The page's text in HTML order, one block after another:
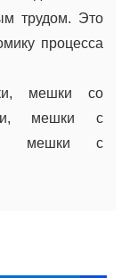
трудом. Это
процесса
мешки со
мешки с
мешки с